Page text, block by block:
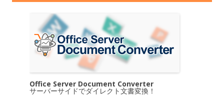
Office Server Document Converter
サーバーサイドでダイレクト文書変換！